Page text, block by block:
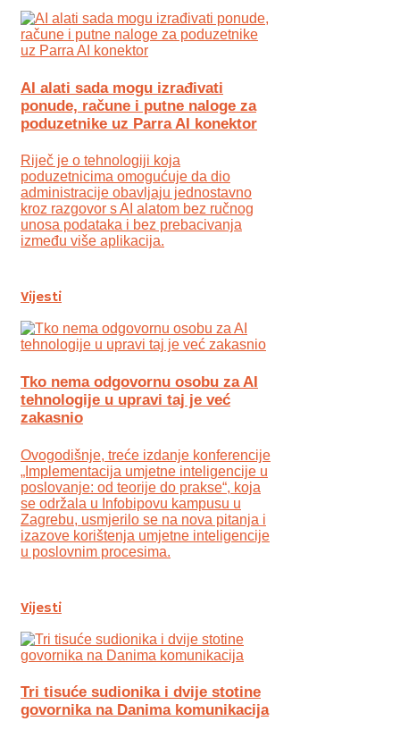
AI alati sada mogu izrađivati
ponude, račune i putne naloge za
poduzetnike uz Parra AI konektor
Riječ je o tehnologiji koja
poduzetnicima omogućuje da dio
administracije obavljaju jednostavno
kroz razgovor s AI alatom bez ručnog
unosa podataka i bez prebacivanja
između više aplikacija.
Vijesti
Tko nema odgovornu osobu za AI
tehnologije u upravi taj je već
zakasnio
Ovogodišnje, treće izdanje konferencije
„Implementacija umjetne inteligencije u
poslovanje: od teorije do prakse“, koja
se održala u Infobipovu kampusu u
Zagrebu, usmjerilo se na nova pitanja i
izazove korištenja umjetne inteligencije
u poslovnim procesima.
Vijesti
Tri tisuće sudionika i dvije stotine
govornika na Danima komunikacija